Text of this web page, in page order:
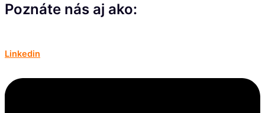
Poznáte nás aj ako:
Linkedin